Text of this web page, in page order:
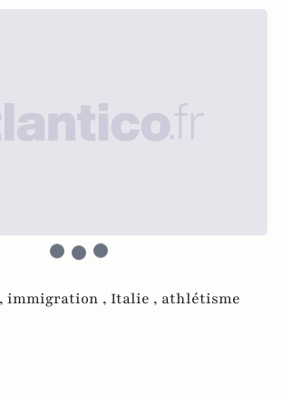
immigration , Italie , athlétisme